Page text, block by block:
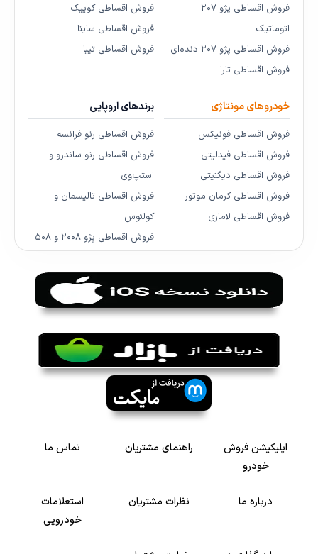
فروش اقساطی پژو ۲۰۷
اتوماتیک
فروش اقساطی پژو ۲۰۷ دنده‌ای
فروش اقساطی تارا
فروش اقساطی کوییک
فروش اقساطی ساینا
فروش اقساطی تیبا
خودروهای مونتاژی
فروش اقساطی فونیکس
فروش اقساطی فیدلیتی
فروش اقساطی دیگنیتی
فروش اقساطی کرمان موتور
فروش اقساطی لاماری
برندهای اروپایی
فروش اقساطی رنو فرانسه
فروش اقساطی رنو ساندرو و
استپ‌وی
فروش اقساطی تالیسمان و
کولئوس
فروش اقساطی پژو ۲۰۰۸ و ۵۰۸
اپلیکیشن فروش
خودرو
راهنمای مشتریان تماس ما
درباره ما نظرات مشتریان
استعلامات
خودرویی